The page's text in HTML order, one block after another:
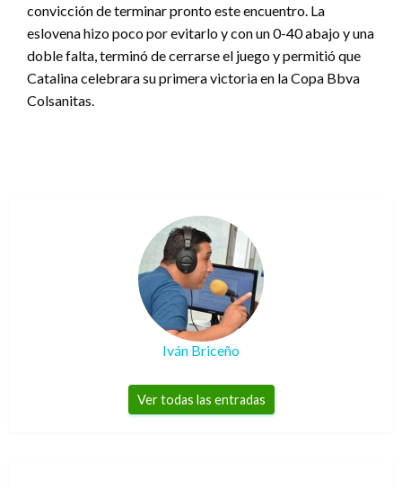
convicción de terminar pronto este encuentro. La
eslovena hizo poco por evitarlo y con un 0-40 abajo y una
doble falta, terminó de cerrarse el juego y permitió que
Catalina celebrara su primera victoria en la Copa Bbva
Colsanitas.
Iván Briceño
Ver todas las entradas